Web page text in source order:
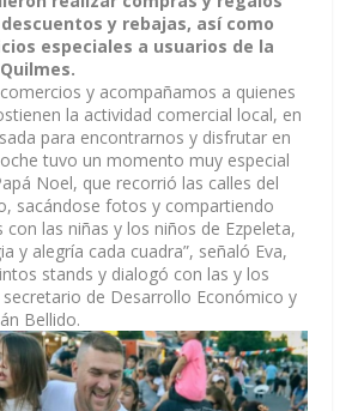
y rebajas, así como
especiales a usuarios de la
y acompañamos a quienes
la actividad comercial local, en
para encontrarnos y disfrutar en
tuvo un momento muy especial
Noel, que recorrió las calles del
sacándose fotos y compartiendo
con las niñas y los niños de Ezpeleta,
y alegría cada cuadra”, señaló Eva,
stands y dialogó con las y los
de Desarrollo Económico y
Bellido.